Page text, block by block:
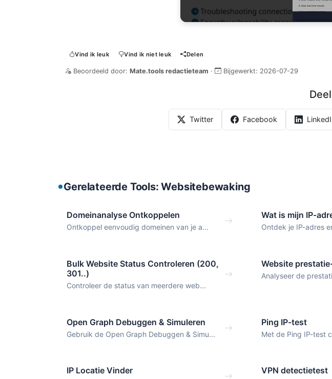
Vind ik leuk Vind ik niet leuk Delen
Beoordeeld door: Mate.tools redactieteam · Bijgewerkt: 2026-07-29
Twitter Facebook
Gerelateerde Tools: Websitebewaking
Domeinanalyse Ontkoppelen
Ontkoppel eenvoudig domeinen van je a...
Wat is mijn IP-
Ontdek je IP-adres
Bulk Website Status Controleren (200,
301..)
Controleer de status van meerdere web...
Website
Analyseer de
Open Graph Debuggen & Simuleren
Gebruik de Open Graph Debuggen & Simu...
Ping IP-test
Met de Ping IP-test
IP Locatie Vinder VPN detectietest